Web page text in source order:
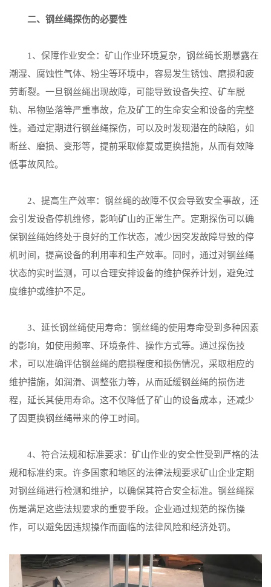
二、钢丝绳探伤的必要性
1、保障作业安全：矿山作业环境复杂，钢丝绳长期暴露在
潮湿、腐蚀性气体、粉尘等环境中，容易发生锈蚀、磨损和疲
劳断裂。一旦钢丝绳出现故障，可能导致设备失控、矿车脱
轨、吊物坠落等严重事故，危及矿工的生命安全和设备的完整
性。通过定期进行钢丝绳探伤，可以及时发现潜在的缺陷，如
断丝、磨损、变形等，提前采取修复或更换措施，从而有效降
低事故风险。
2、提高生产效率：钢丝绳的故障不仅会导致安全事故，还
会引发设备停机维修，影响矿山的正常生产。定期探伤可以确
保钢丝绳始终处于良好的工作状态，减少因突发故障导致的停
机时间，提高设备的利用率和生产效率。同时，通过对钢丝绳
状态的实时监测，可以合理安排设备的维护保养计划，避免过
度维护或维护不足。
3、延长钢丝绳使用寿命：钢丝绳的使用寿命受到多种因素
的影响，如使用频率、环境条件、操作方式等。通过探伤技
术，可以准确评估钢丝绳的磨损程度和损伤情况，采取相应的
维护措施，如润滑、调整张力等，从而延缓钢丝绳的损伤进
程，延长其使用寿命。这不仅降低了矿山的设备成本，还减少
了因更换钢丝绳带来的停工时间。
4、符合法规和标准要求：矿山作业的安全性受到严格的法
规和标准约束。许多国家和地区的法律法规要求矿山企业定期
对钢丝绳进行检测和维护，以确保其符合安全标准。钢丝绳探
伤是满足这些法规要求的重要手段。企业通过规范的探伤操
作，可以避免因违规操作而面临的法律风险和经济处罚。